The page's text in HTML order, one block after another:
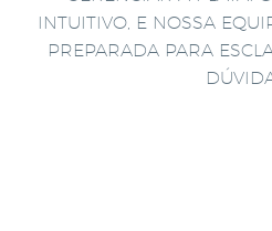
INTUITIVO, E NOSSA
PREPARADA PARA